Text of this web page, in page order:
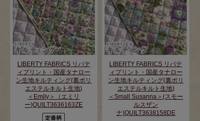
LIBERTY FABRICS リバテ
ィプリント・国産タナロー
ン生地キルティング(裏ポリ
エステルキルト生地)
＜Emily＞（エミリ
ー)QUILT3636163ZE
LIBERTY FABRICS リバテ
ィプリント・国産タナロー
ン生地キルティング(裏ポリ
エステルキルト生地)
＜Small Susanna＞(スモー
ルスザン
ナ)QUILT3638158DE